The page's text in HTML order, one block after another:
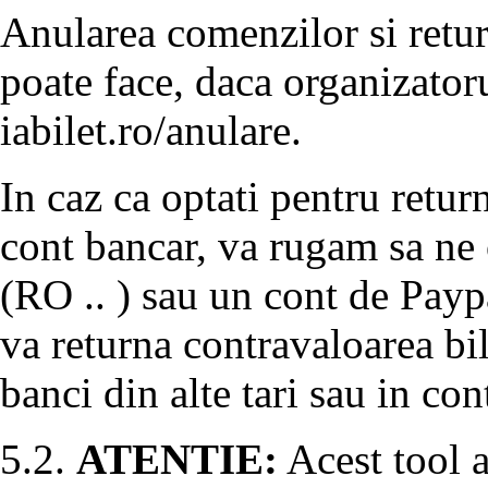
Anularea comenzilor si
poate face, daca
iabilet.ro/anulare.
In caz ca optati pentru
cont bancar, va rugam sa
(RO .. ) sau un cont de
va returna contravaloarea
banci din alte tari sau in
5.2. ATENTIE: Acest tool